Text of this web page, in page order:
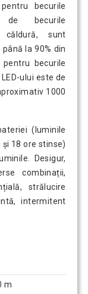
becurile
de becurile
căldură, sunt
la 90% din
becurile
ului este de
1000
(luminile
18 ore stinse)
Desigur,
combinații,
strălucire
intermitent
m